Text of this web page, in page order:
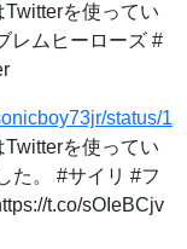
を使ってい
レムヒーローズ #
status/1
を使ってい
た。 #サイリ #フ
t.co/sOIeBCjv